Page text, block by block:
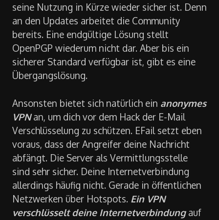
seine Nutzung in Kürze wieder sicher ist. Denn
an den Updates arbeitet die Community
bereits. Eine endgültige Lösung stellt
OpenPGP wiederum nicht dar. Aber bis ein
sicherer Standard verfügbar ist, gibt es eine
Übergangslösung.
Ansonsten bietet sich natürlich ein anonymes
VPNan, um dich vor dem Hack der E-Mail
Verschlüsselung zu schützen. EFail setzt eben
voraus, dass der Angreifer deine Nachricht
abfängt. Die Server als Vermittlungsstelle
sind sehr sicher. Deine Internetverbindung
allerdings häufig nicht. Gerade in öffentlichen
Netzwerken über Hotspots. Ein VPN
verschlüsselt deine Internetverbindungauf